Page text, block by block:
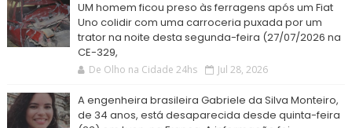
UM homem ficou preso às ferragens após um Fiat
Uno colidir com uma carroceria puxada por um
trator na noite desta segunda-feira (27/07/2026 na
CE-329,
De Olho na Cidade 24hs Jul 28, 2026
A engenheira brasileira Gabriele da Silva Monteiro,
de 34 anos, está desaparecida desde quinta-feira